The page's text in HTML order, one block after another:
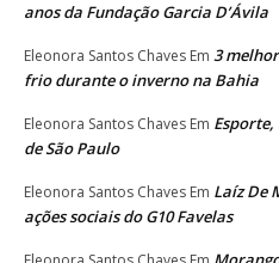
anos da Fundação Garcia D’Ávila
Eleonora Santos Chaves Em 3
frio durante o inverno na Bahia
Eleonora Santos Chaves Em
de São Paulo
Eleonora Santos Chaves Em Laíz De
ações sociais do G10 Favelas